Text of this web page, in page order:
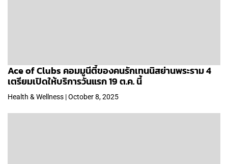
Ace of Clubs คอมมูนีตี้ของคนรักเทนนิสย่านพระราม 4
เตรียมเปิดให้บริการวันแรก 19 ต.ค. นี้
Health & Wellness | October 8, 2025